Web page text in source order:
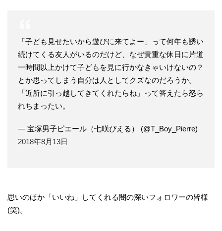
「子ども見せたいから遊びに来てよー」って何年も誘い
続けてくる友人がいるのだけど、なぜ貴重な休日に片道
一時間以上かけて子どもを見に行かなきゃいけないの？
とか思ってしまう自分は人としてクズなのだろうか。
「近所に引っ越してきてくれたらね」って答えたら怒ら
れちまったい。
— 宝塚男子ピエール（七咲ぴえる） (@T_Boy_Pierre)
2018年8月13日
思いのほか「いいね」してくれる闇の深いフォロワーの皆様
(笑)。